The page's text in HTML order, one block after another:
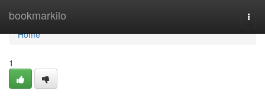
bookmarkilo
Home
Home
1